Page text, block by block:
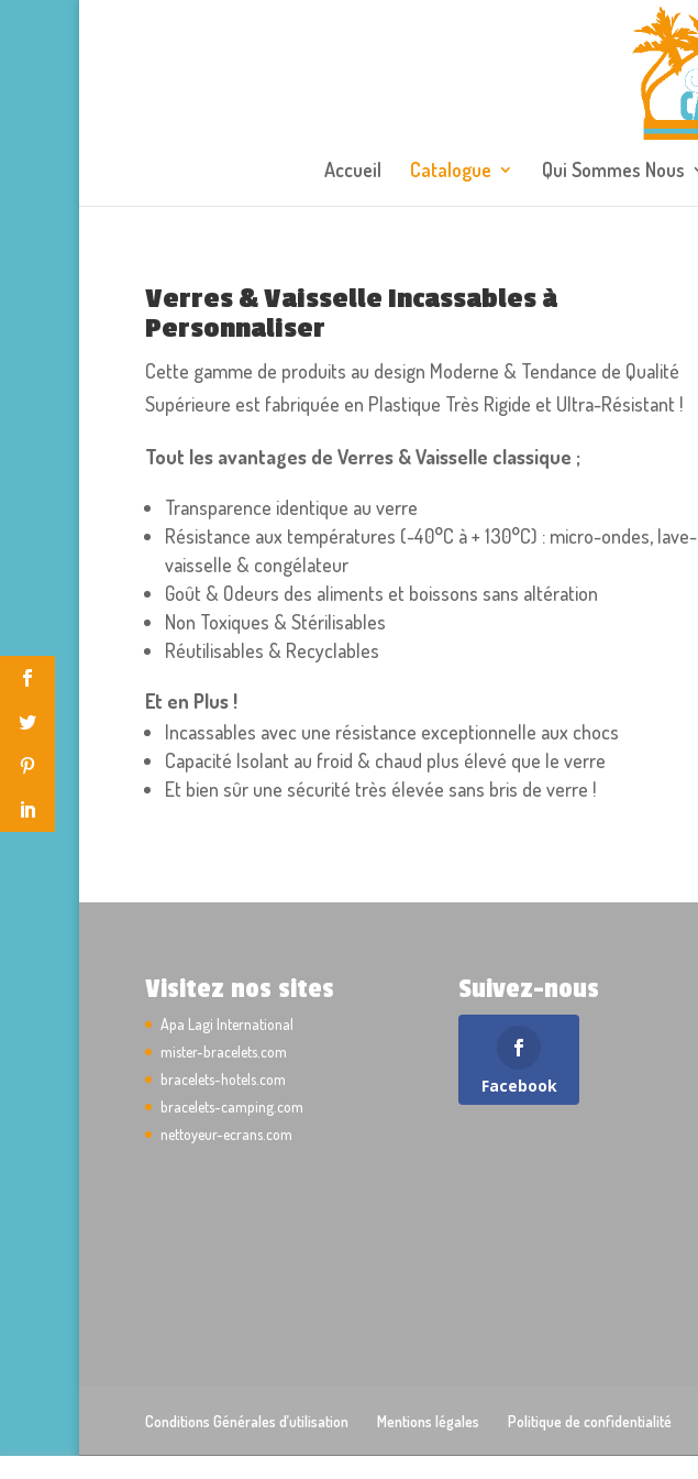
Accueil Catalogue Qui Sommes Nous
Verres & Vaisselle Incassables à
Personnaliser
Cette gamme de produits au design Moderne & Tendance de Qualité
Supérieure est fabriquée en Plastique Très Rigide et Ultra-Résistant !
Tout les avantages de Verres & Vaisselle classique ;
Transparence identique au verre
Résistance aux températures (-40°C à + 130°C) : micro-ondes, lave-
vaisselle & congélateur
Goût & Odeurs des aliments et boissons sans altération
Non Toxiques & Stérilisables
Réutilisables & Recyclables
Et en Plus !
Incassables avec une résistance exceptionnelle aux chocs
Capacité Isolant au froid & chaud plus élevé que le verre
Et bien sûr une sécurité très élevée sans bris de verre !
Visitez nos sites
Apa Lagi International
mister-bracelets.com
bracelets-hotels.com
bracelets-camping.com
nettoyeur-ecrans.com
Suivez-nous
Facebook
Conditions Générales d’utilisation Mentions légales Politique de confidentialité